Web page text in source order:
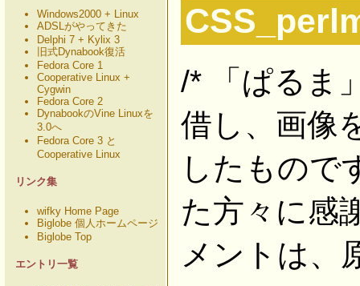
/* 「ぱるま
借し、画像
したもので
た方々に感
メントは、
Windows2000 + Linux
ADSLがやってきた
Delphi 7 + Kylix 3
旧式Dynabook復活
Fedora Core 1
Cooperative Linux +
Cygwin
Fedora Core 2
DynabookのVine Linuxを
3.0へ
Fedora Core 3 と
Cooperative Linux
リンク集
wifky Home Page
Biglobe 個人ホームページ
Biglobe Top
エントリ一覧